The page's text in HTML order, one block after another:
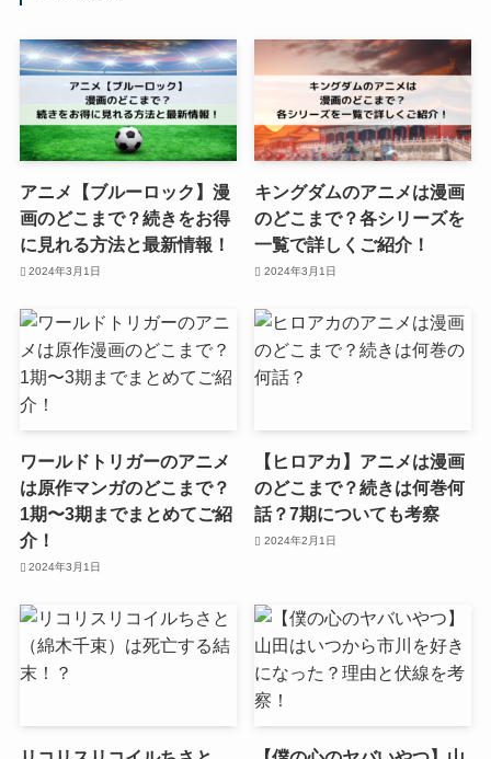
アニメ【ブルーロック】漫
画のどこまで？続きをお得
に見れる方法と最新情報！
2024年3月1日
キングダムのアニメは漫画
のどこまで？各シリーズを
一覧で詳しくご紹介！
2024年3月1日
ワールドトリガーのアニメ
は原作マンガのどこまで？
1期〜3期までまとめてご紹
介！
2024年3月1日
【ヒロアカ】アニメは漫画
のどこまで？続きは何巻何
話？7期についても考察
2024年2月1日